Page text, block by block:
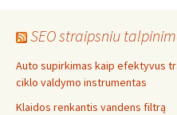
SEO straipsniu
Auto supirkimas kaip efektyvus
ciklo valdymo instrumentas
Klaidos renkantis vandens filtrą